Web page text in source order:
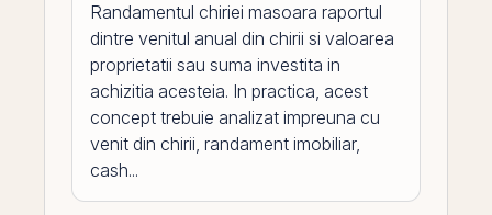
Randamentul chiriei masoara raportul
dintre venitul anual din chirii si valoarea
proprietatii sau suma investita in
achizitia acesteia. In practica, acest
concept trebuie analizat impreuna cu
venit din chirii, randament imobiliar,
cash...